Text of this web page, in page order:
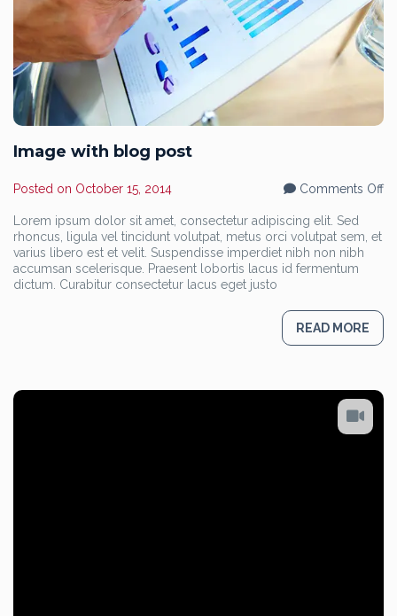
Image with blog post
Posted on October 15, 2014 Comments Offon
Lorem ipsum dolor sit amet, consectetur adipiscing elit. Sed
rhoncus, ligula vel tincidunt volutpat, metus orci volutpat sem, et
varius libero est et velit. Suspendisse imperdiet nibh non nibh
accumsan scelerisque. Praesent lobortis lacus id fermentum
dictum. Curabitur consectetur lacus eget justo
READ MORE